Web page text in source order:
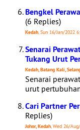
Bengkel
(6 Replies)
Kedah, Sun 16/Jan/2022
Senarai
Tukang Urut
Kedah, Batang Kali,
Senarai
urut
Cari Partner
Replies)
Johor, Kedah, Wed 26/